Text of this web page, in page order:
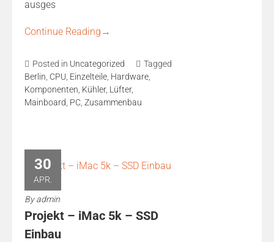
ausges
Continue Reading →
Posted in Uncategorized
Tagged
Berlin CPU Einzelteile Hardware
Komponenten Kühler, Lüfter,
Mainboard PC Zusammenbau
30
APR.
Byadmin
Projekt – iMac 5k – SSD
Einbau